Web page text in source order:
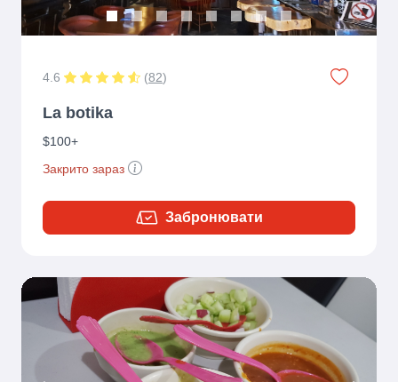
4.6 (82)
La botika
$100+
Закрито зараз
Забронювати